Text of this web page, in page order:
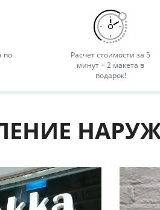
по
Расчет стоимости за 5
минут + 2 макета в
подарок!